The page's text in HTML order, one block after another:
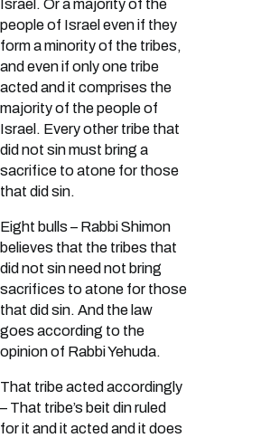
Israel. Or a majority of the
people of Israel even if they
form a minority of the tribes,
and even if only one tribe
acted and it comprises the
majority of the people of
Israel. Every other tribe that
did not sin must bring a
sacrifice to atone for those
that did sin.
Eight bulls – Rabbi Shimon
believes that the tribes that
did not sin need not bring
sacrifices to atone for those
that did sin. And the law
goes according to the
opinion of Rabbi Yehuda.
That tribe acted accordingly
– That tribe’s beit din ruled
for it and it acted and it does